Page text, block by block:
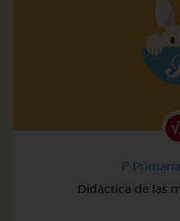
1º
Didáctica de las